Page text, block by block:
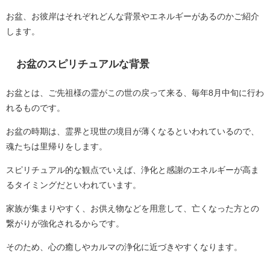
お盆、お彼岸はそれぞれどんな背景やエネルギーがあるのかご紹介
します。
お盆のスピリチュアルな背景
お盆とは、ご先祖様の霊がこの世の戻って来る、毎年8月中旬に行わ
れるものです。
お盆の時期は、霊界と現世の境目が薄くなるといわれているので、
魂たちは里帰りをします。
スピリチュアル的な観点でいえば、浄化と感謝のエネルギーが高ま
るタイミングだといわれています。
家族が集まりやすく、お供え物などを用意して、亡くなった方との
繋がりが強化されるからです。
そのため、心の癒しやカルマの浄化に近づきやすくなります。